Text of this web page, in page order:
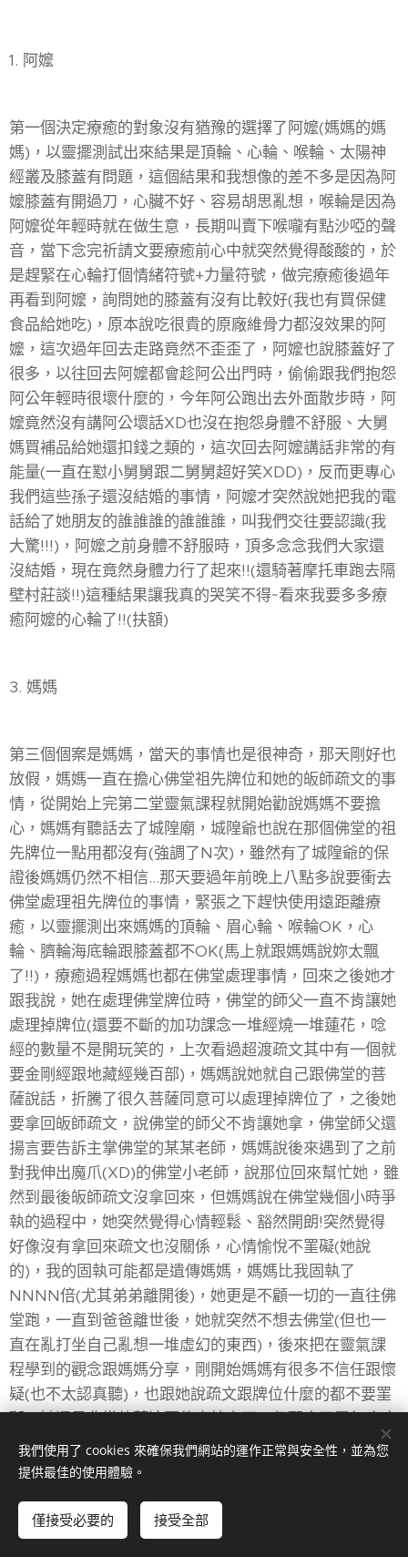
1. 阿嬤
第一個決定療癒的對象沒有猶豫的選擇了阿嬤(媽媽的媽
媽)，以靈擺測試出來結果是頂輪、心輪、喉輪、太陽神
經叢及膝蓋有問題，這個結果和我想像的差不多是因為阿
嬤膝蓋有開過刀，心臟不好、容易胡思亂想，喉輪是因為
阿嬤從年輕時就在做生意，長期叫賣下喉嚨有點沙啞的聲
音，當下念完祈請文要療癒前心中就突然覺得酸酸的，於
是趕緊在心輪打個情緒符號+力量符號，做完療癒後過年
再看到阿嬤，詢問她的膝蓋有沒有比較好(我也有買保健
食品給她吃)，原本說吃很貴的原廠維骨力都沒效果的阿
嬤，這次過年回去走路竟然不歪歪了，阿嬤也說膝蓋好了
很多，以往回去阿嬤都會趁阿公出門時，偷偷跟我們抱怨
阿公年輕時很壞什麼的，今年阿公跑出去外面散步時，阿
嬤竟然沒有講阿公壞話XD也沒在抱怨身體不舒服、大舅
媽買補品給她還扣錢之類的，這次回去阿嬤講話非常的有
能量(一直在懟小舅舅跟二舅舅超好笑XDD)，反而更專心
我們這些孫子還沒結婚的事情，阿嬤才突然說她把我的電
話給了她朋友的誰誰誰的誰誰誰，叫我們交往要認識(我
大驚!!!)，阿嬤之前身體不舒服時，頂多念念我們大家還
沒結婚，現在竟然身體力行了起來!!(還騎著摩托車跑去隔
壁村莊談!!)這種結果讓我真的哭笑不得~看來我要多多療
癒阿嬤的心輪了!!(扶額)
3. 媽媽
第三個個案是媽媽，當天的事情也是很神奇，那天剛好也
放假，媽媽一直在擔心佛堂祖先牌位和她的皈師疏文的事
情，從開始上完第二堂靈氣課程就開始勸說媽媽不要擔
心，媽媽有聽話去了城隍廟，城隍爺也說在那個佛堂的祖
先牌位一點用都沒有(強調了N次)，雖然有了城隍爺的保
證後媽媽仍然不相信...那天要過年前晚上八點多說要衝去
佛堂處理祖先牌位的事情，緊張之下趕快使用遠距離療
癒，以靈擺測出來媽媽的頂輪、眉心輪、喉輪OK，心
輪、臍輪海底輪跟膝蓋都不OK(馬上就跟媽媽說妳太飄
了!!)，療癒過程媽媽也都在佛堂處理事情，回來之後她才
跟我說，她在處理佛堂牌位時，佛堂的師父一直不肯讓她
處理掉牌位(還要不斷的加功課念一堆經燒一堆蓮花，唸
經的數量不是開玩笑的，上次看過超渡疏文其中有一個就
要金剛經跟地藏經幾百部)，媽媽說她就自己跟佛堂的菩
薩說話，折騰了很久菩薩同意可以處理掉牌位了，之後她
要拿回皈師疏文，說佛堂的師父不肯讓她拿，佛堂師父還
揚言要告訴主掌佛堂的某某老師，媽媽說後來遇到了之前
對我伸出魔爪(XD)的佛堂小老師，說那位回來幫忙她，雖
然到最後皈師疏文沒拿回來，但媽媽說在佛堂幾個小時爭
執的過程中，她突然覺得心情輕鬆、豁然開朗!突然覺得
好像沒有拿回來疏文也沒關係，心情愉悅不罣礙(她說
的)，我的固執可能都是遺傳媽媽，媽媽比我固執了
NNNN倍(尤其弟弟離開後)，她更是不顧一切的一直往佛
堂跑，一直到爸爸離世後，她就突然不想去佛堂(但也一
直在亂打坐自己亂想一堆虛幻的東西)，後來把在靈氣課
程學到的觀念跟媽媽分享，剛開始媽媽有很多不信任跟懷
疑(也不太認真聽)，也跟她說疏文跟牌位什麼的都不要罣
礙，她還是非常執著這兩件事情上面，但配合了靈氣療癒
後，媽媽又說：從來沒有覺得這麼平靜過，每天早上做生
意，下午回來補貨之後休息，偶爾去幼稚園接外甥女下
求我從台北離職回家的媽媽，在過年時突然跟我說:我覺
得妳在台北能有一份不算很辛苦、而且穩定的工作也不容
我們使用了 cookies 來確保我們網站的運作正常與安全性，並為您
提供最佳的使用體驗。
僅接受必要的 接受全部